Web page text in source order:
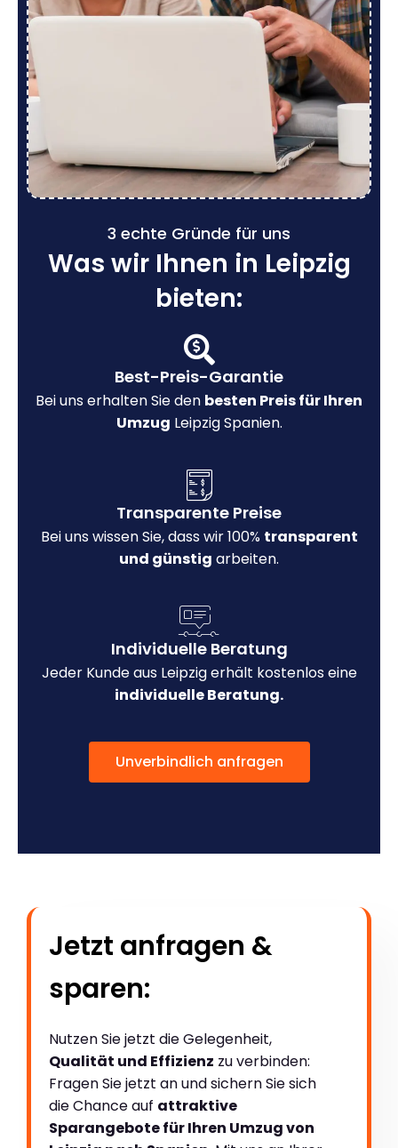
3 echte Gründe für uns
Was wir Ihnen in Leipzig
bieten:
Best-Preis-Garantie
Bei uns erhalten Sie den besten Preis für Ihren
Umzug Leipzig Spanien.
Transparente Preise
Bei uns wissen Sie, dass wir 100% transparent
und günstig arbeiten.
Individuelle Beratung
Jeder Kunde aus Leipzig erhält kostenlos eine
individuelle Beratung.
Unverbindlich anfragen
Jetzt anfragen &
sparen:
Nutzen Sie jetzt die Gelegenheit,
Qualität und Effizienz zu verbinden:
Fragen Sie jetzt an und sichern Sie sich
die Chance auf attraktive
Sparangebote für Ihren Umzug von